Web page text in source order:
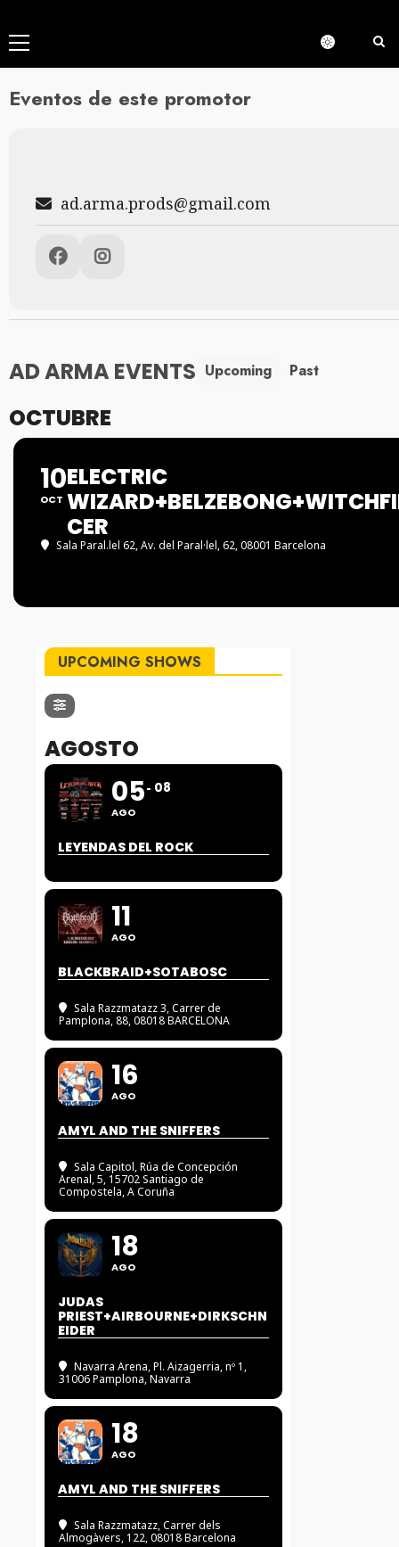
Menú
principal
Eventos de este promotor
ad.arma.prods@gmail.com
AD ARMA EVENTS Upcoming Past
OCTUBRE
10
OCT
ELECTRIC
CER
Sala Paral.lel 62, Av. del Paral·lel, 62, 08001 Barcelona
UPCOMING SHOWS
AGOSTO
05
AGO
08
LEYENDAS DEL ROCK
11
AGO
BLACKBRAID+SOTABOSC
Sala Razzmatazz 3, Carrer de
Pamplona, 88, 08018 BARCELONA
16
AGO
AMYL AND THE SNIFFERS
Sala Capitol, Rúa de Concepción
Arenal, 5, 15702 Santiago de
Compostela, A Coruña
18
AGO
JUDAS
PRIEST+AIRBOURNE+DIRKSCHN
EIDER
Navarra Arena, Pl. Aizagerria, nº 1,
31006 Pamplona, Navarra
18
AGO
AMYL AND THE SNIFFERS
Sala Razzmatazz, Carrer dels
Almogàvers, 122, 08018 Barcelona